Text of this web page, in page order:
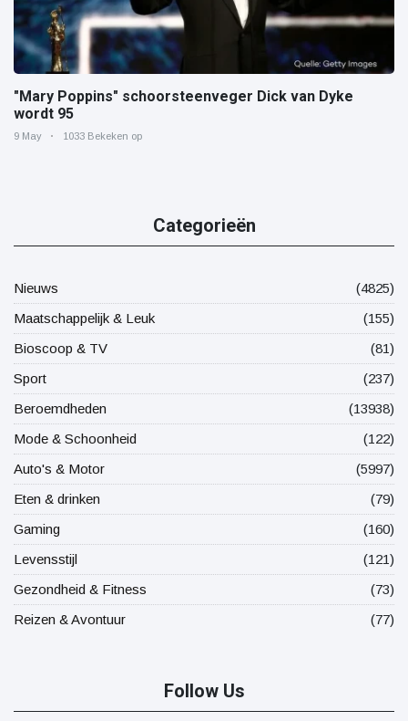
"Mary Poppins" schoorsteenveger Dick van Dyke
wordt 95
9 May 1033 Bekeken op
Categorieën
Nieuws
(4825)
Maatschappelijk & Leuk
(155)
Bioscoop & TV
(81)
Sport
(237)
Beroemdheden
(13938)
Mode & Schoonheid
(122)
Auto's & Motor
(5997)
Eten & drinken
(79)
Gaming
(160)
Levensstijl
(121)
Gezondheid & Fitness
(73)
Reizen & Avontuur
(77)
Follow Us